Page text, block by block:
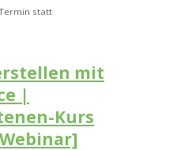
statt
mit
|
Kurs